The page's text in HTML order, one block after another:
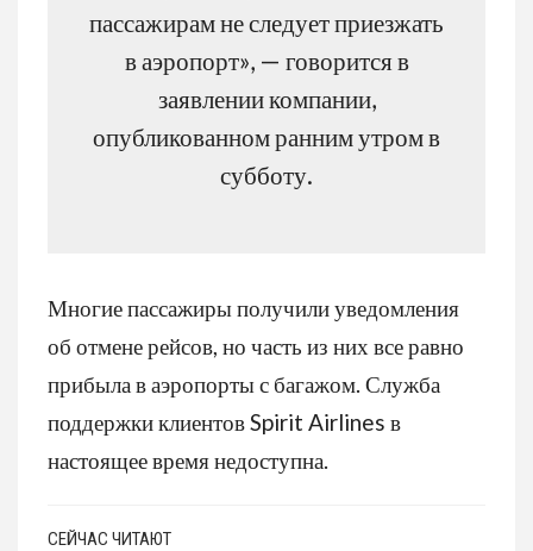
пассажирам не следует приезжать
в аэропорт», — говорится в
заявлении компании,
опубликованном ранним утром в
субботу.
Многие пассажиры получили уведомления
об отмене рейсов, но часть из них все равно
прибыла в аэропорты с багажом. Служба
поддержки клиентов Spirit Airlines в
настоящее время недоступна.
СЕЙЧАС ЧИТАЮТ